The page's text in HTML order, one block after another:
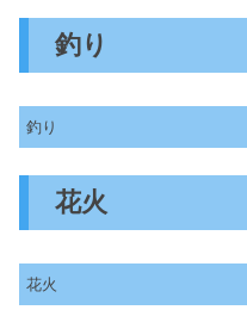
釣り
釣り
花火
花火